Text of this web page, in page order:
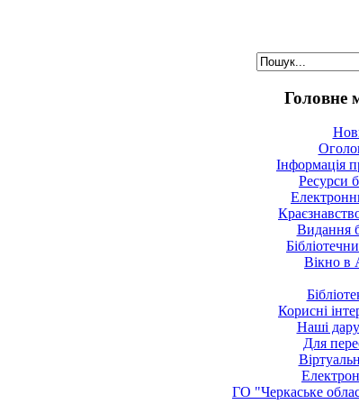
Головне
Інформація
Ресурси
Видання
Вікно в
Корисні
Наші
Для
ГО "Черкаське